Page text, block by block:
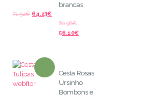
71.54€ 64.23€
brancas
60.98€
56.10€
Cesta Rosas
Ursinho
Bombons e